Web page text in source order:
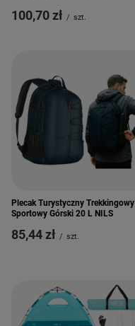
100,70 zł / szt.
Plecak Turystyczny Trekkingowy
Sportowy Górski 20 L NILS
85,44 zł / szt.